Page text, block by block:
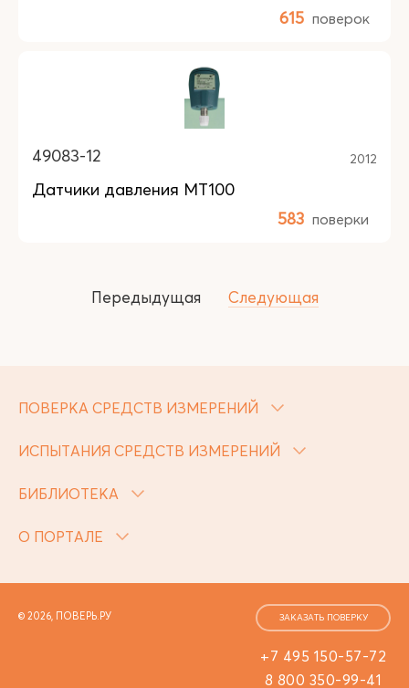
615 поверок
49083-12 2012
Датчики давления МТ100
583 поверки
Передыдущая Следующая
ПОВЕРКА СРЕДСТВ ИЗМЕРЕНИЙ
ИСПЫТАНИЯ СРЕДСТВ ИЗМЕРЕНИЙ
БИБЛИОТЕКА
О ПОРТАЛЕ
© 2026, ПОВЕРЬ.РУ
+7 495 150-57-72
8 800 350-99-41
ЗАКАЗАТЬ ПОВЕРКУ